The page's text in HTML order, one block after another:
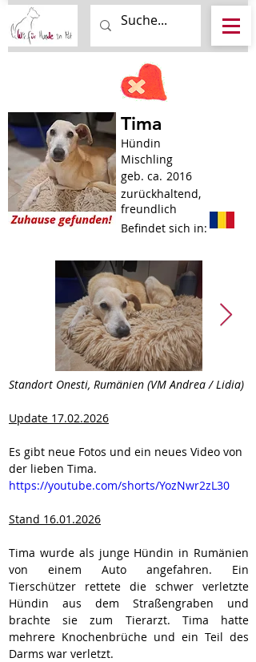
Tima
Hündin
Mischling
geb. ca. 2016
zurückhaltend,
freundlich
Befindet sich in:
Standort Onesti, Rumänien (VM Andrea / Lidia)
Update 17.02.2026
Es gibt neue Fotos und ein neues Video von
der lieben Tima.
https://youtube.com/shorts/YozNwr2zL30
Stand 16.01.2026
Tima wurde als junge Hündin in Rumänien
von einem Auto angefahren. Ein
Tierschützer rettete die schwer verletzte
Hündin aus dem Straßengraben und
brachte sie zum Tierarzt. Tima hatte
mehrere Knochenbrüche und ein Teil des
Darms war verletzt.